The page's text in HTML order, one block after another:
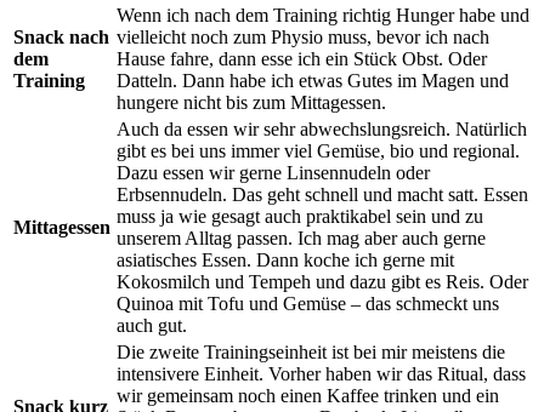
Snack nach
dem
Training
Wenn ich nach dem Training richtig Hunger habe und
vielleicht noch zum Physio muss, bevor ich nach
Hause fahre, dann esse ich ein Stück Obst. Oder
Datteln. Dann habe ich etwas Gutes im Magen und
hungere nicht bis zum Mittagessen.
Mittagessen
Auch da essen wir sehr abwechslungsreich. Natürlich
gibt es bei uns immer viel Gemüse, bio und regional.
Dazu essen wir gerne Linsennudeln oder
Erbsennudeln. Das geht schnell und macht satt. Essen
muss ja wie gesagt auch praktikabel sein und zu
unserem Alltag passen. Ich mag aber auch gerne
asiatisches Essen. Dann koche ich gerne mit
Kokosmilch und Tempeh und dazu gibt es Reis. Oder
Quinoa mit Tofu und Gemüse – das schmeckt uns
auch gut.
Snack kurz
Die zweite Trainingseinheit ist bei mir meistens die
intensivere Einheit. Vorher haben wir das Ritual, dass
wir gemeinsam noch einen Kaffee trinken und ein